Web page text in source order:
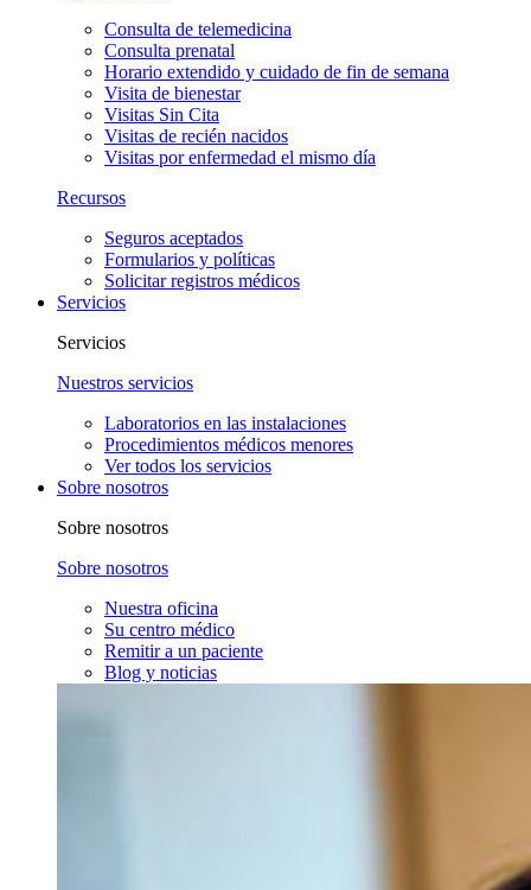
Consulta de telemedicina
Consulta prenatal
Horario extendido y cuidado de fin de semana
Visita de bienestar
Visitas Sin Cita
Visitas de recién nacidos
Visitas por enfermedad el mismo día
Recursos
Seguros aceptados
Formularios y políticas
Solicitar registros médicos
Servicios
Servicios
Nuestros servicios
Laboratorios en las instalaciones
Procedimientos médicos menores
Ver todos los servicios
Sobre nosotros
Sobre nosotros
Sobre nosotros
Nuestra oficina
Su centro médico
Remitir a un paciente
Blog y noticias